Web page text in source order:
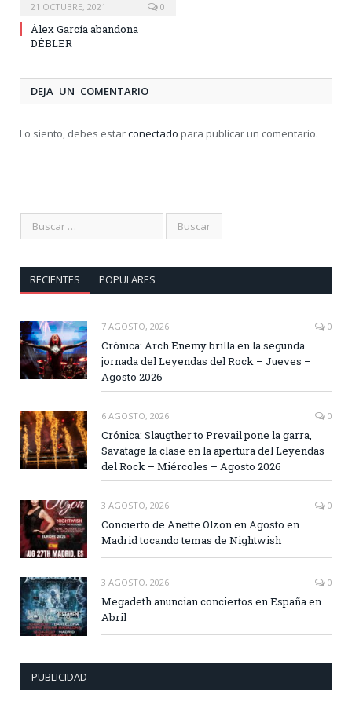
21 OCTUBRE, 2021 0
Álex García abandona
DÉBLER
DEJA UN COMENTARIO
Lo siento, debes estarconectado para publicar un comentario.
RECIENTES POPULARES
7 AGOSTO, 2026 0
Crónica: Arch Enemy brilla en la segunda
jornada del Leyendas del Rock – Jueves –
Agosto 2026
6 AGOSTO, 2026 0
Crónica: Slaugther to Prevail pone la garra,
Savatage la clase en la apertura del Leyendas
del Rock – Miércoles – Agosto 2026
3 AGOSTO, 2026 0
Concierto de Anette Olzon en Agosto en
Madrid tocando temas de Nightwish
3 AGOSTO, 2026 0
Megadeth anuncian conciertos en España en
Abril
PUBLICIDAD